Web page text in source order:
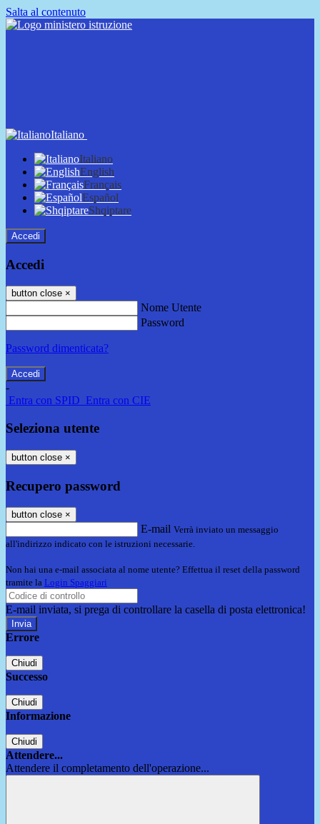
Salta al contenuto
Italiano
Italiano
English
Français
Español
Shqiptare
Accedi
Accedi
button close ×
Nome Utente
Password
Password dimenticata?
-
Entra con SPID Entra con CIE
Seleziona utente
button close ×
Recupero password
button close ×
E-mail Verrà inviato un messaggio
all'indirizzo indicato con le istruzioni necessarie.
Non hai una e-mail associata al nome utente? Effettua il reset della password
tramite la Login Spaggiari
E-mail inviata, si prega di controllare la casella di posta elettronica!
Errore
Chiudi
Successo
Chiudi
Informazione
Chiudi
Attendere...
Attendere il completamento dell'operazione...